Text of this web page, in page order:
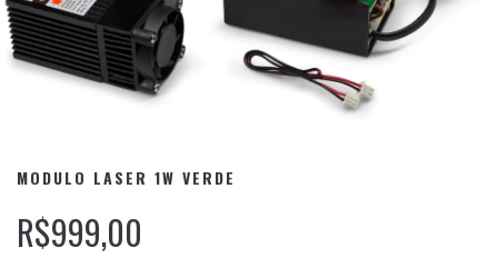
MODULO LASER 1W VERDE
R$999,00